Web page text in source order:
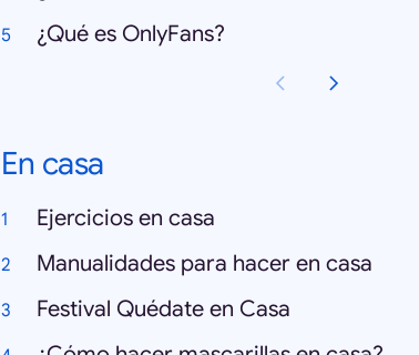
¿Qué es OnlyFans?
En casa
Ejercicios en casa
Manualidades para hacer en casa
Festival Quédate en Casa